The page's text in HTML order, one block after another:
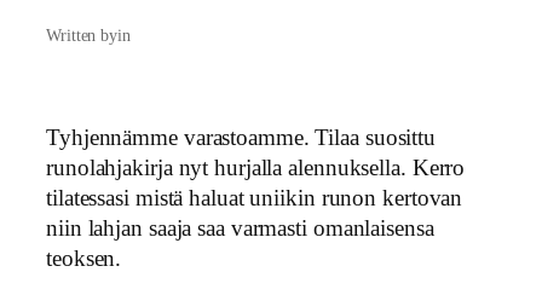
Written byin
Tyhjennämme varastoamme. Tilaa suosittu
runolahjakirja nyt hurjalla alennuksella. Kerro
tilatessasi mistä haluat uniikin runon kertovan
niin lahjan saaja saa varmasti omanlaisensa
teoksen.